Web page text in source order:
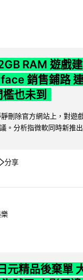
RAM 遊戲
銷售鋪路
也未到
刪除官方網站上，對遊
。分析指微軟同時新推
分享
元精品後棄單